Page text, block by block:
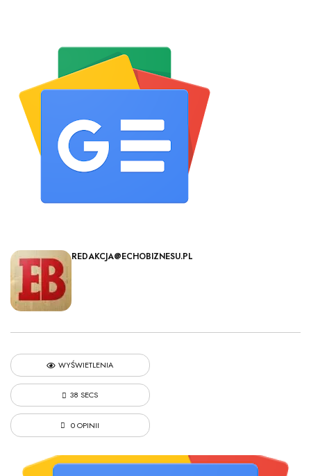
REDAKCJA@ECHOBIZNESU.PL
WYŚWIETLENIA
38 SECS
0 OPINII